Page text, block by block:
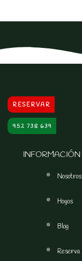
RESERVAR
952 738 639
INFORMACIÓN
Nosotros
Hoyos
Blog
Reserva